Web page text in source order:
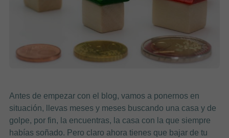
Antes de empezar con el blog, vamos a ponernos en
situación, llevas meses y meses buscando una casa y de
golpe, por fin, la encuentras, la casa con la que siempre
habías soñado. Pero claro ahora tienes que bajar de tu